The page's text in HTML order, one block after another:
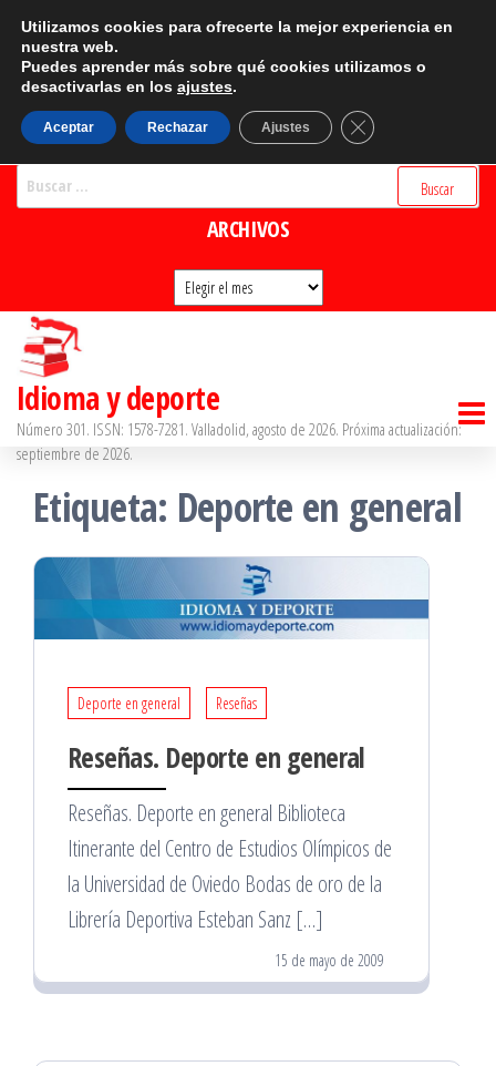
Saltar
contenido
CATEGORÍAS
Categorías
BUSCADOR
ARCHIVOS
Archivos
Idioma y deporte
Número 301. ISSN: 1578-7281. Valladolid, agosto de 2026. Próxima actualización:
septiembre de 2026.
Etiqueta: Deporte en general
Deporte en general Reseñas
Reseñas. Deporte en general
Reseñas. Deporte en general Biblioteca
Itinerante del Centro de Estudios Olímpicos de
la Universidad de Oviedo Bodas de oro de la
Librería Deportiva Esteban Sanz […]
15 de mayo de 2009
Utilizamos cookies para ofrecerte la mejor experiencia en
nuestra web.
Puedes aprender más sobre qué cookies utilizamos o
desactivarlas en los ajustes.
Aceptar Rechazar Ajustes Cerrar el banner